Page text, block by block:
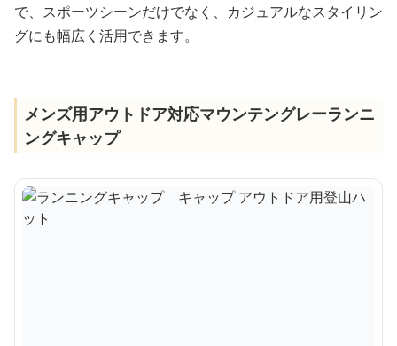
で、スポーツシーンだけでなく、カジュアルなスタイリン
グにも幅広く活用できます。
メンズ用アウトドア対応マウンテングレーランニ
ングキャップ